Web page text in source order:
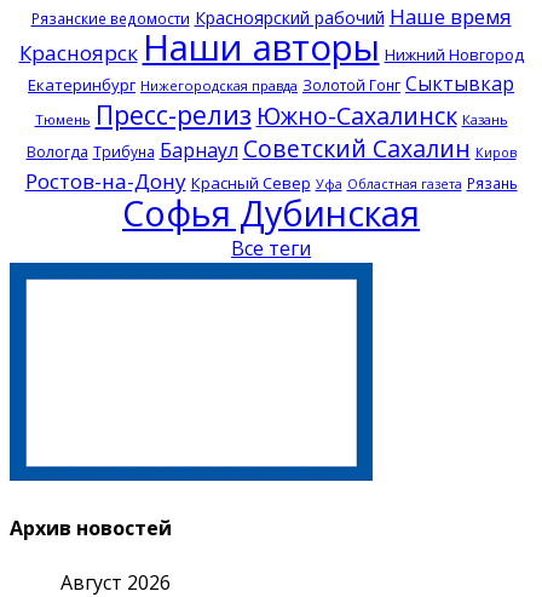
Рязанские ведомости Красноярский рабочий Наше время
Красноярск Наши авторы Нижний Новгород
Екатеринбург Нижегородская правда Золотой Гонг Сыктывкар
Тюмень Пресс-релиз Южно-Сахалинск Казань
Вологда Трибуна Барнаул Советский Сахалин Киров
Ростов-на-Дону Красный Север Уфа Областная газета Рязань
Софья Дубинская
Все теги
Архив новостей
Август 2026